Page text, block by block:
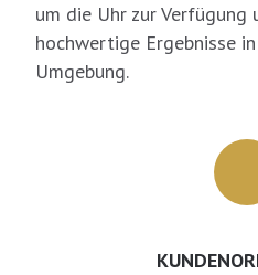
um die Uhr zur
hochwertige Ergebnisse
Umgebung.